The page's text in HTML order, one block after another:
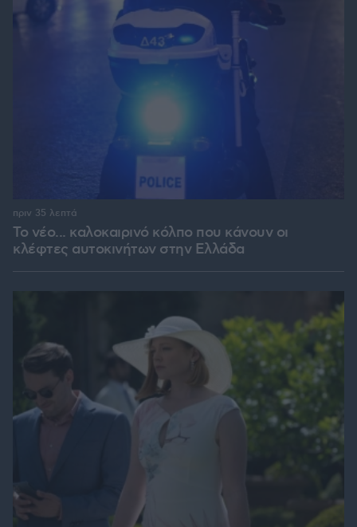
Το νέο... καλοκαιρινό κόλπο που κάνουν οι
κλέφτες αυτοκινήτων στην Ελλάδα
πριν 35 λεπτά